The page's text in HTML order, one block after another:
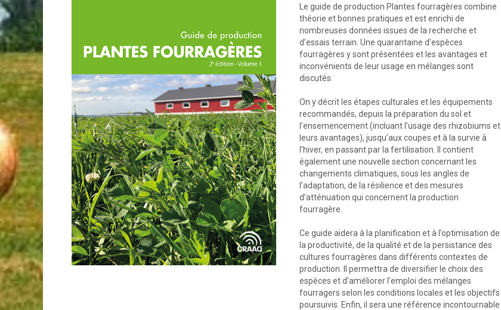
Le guide de production Plantes fourragères combine
théorie et bonnes pratiques et est enrichi de
nombreuses données issues de la recherche et
d’essais terrain. Une quarantaine d’espèces
fourragères y sont présentées et les avantages et
inconvénients de leur usage en mélanges sont
discutés.
On y décrit les étapes culturales et les équipements
recommandés, depuis la préparation du sol et
l’ensemencement (incluant l’usage des rhizobiums et
leurs avantages), jusqu’aux coupes et à la survie à
l’hiver, en passant par la fertilisation. Il contient
également une nouvelle section concernant les
changements climatiques, sous les angles de
l’adaptation, de la résilience et des mesures
d’atténuation qui concernent la production
fourragère.
Ce guide aidera à la planification et à l’optimisation de
la productivité, de la qualité et de la persistance des
cultures fourragères dans différents contextes de
production. Il permettra de diversifier le choix des
espèces et d’améliorer l’emploi des mélanges
fourragers selon les conditions locales et les objectifs
poursuivis. Enfin, il sera une référence incontournable